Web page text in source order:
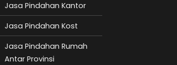
Jasa Pindahan Kantor
Jasa Pindahan Kost
Jasa Pindahan Rumah
Antar Provinsi